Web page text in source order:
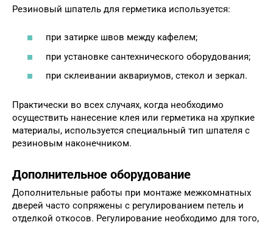
Резиновый шпатель для герметика используется:
при затирке швов между кафелем;
при установке сантехнического оборудования;
при склеивании аквариумов, стекол и зеркал.
Практически во всех случаях, когда необходимо
осуществить нанесение клея или герметика на хрупкие
материалы, используется специальный тип шпателя с
резиновым наконечником.
Дополнительное оборудование
Дополнительные работы при монтаже межкомнатных
дверей часто сопряжены с регулированием петель и
отделкой откосов. Регулирование необходимо для того,